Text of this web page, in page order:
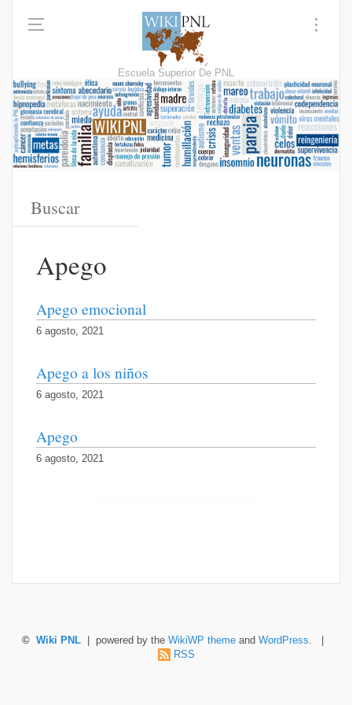
Escuela Superior De PNL
Apego
Apego emocional
6 agosto, 2021
Apego a los niños
6 agosto, 2021
Apego
6 agosto, 2021
© Wiki PNL | powered by the WikiWP theme and WordPress. |
RSS